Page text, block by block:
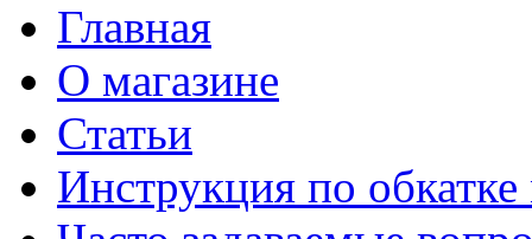
Главная
О магазине
Статьи
Инструкция по